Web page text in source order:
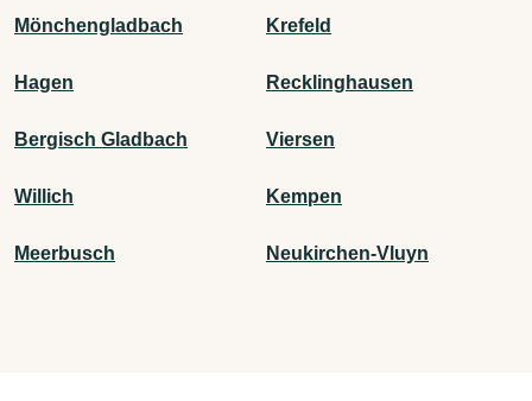
Mönchengladbach Krefeld
Hagen Recklinghausen
Bergisch Gladbach Viersen
Willich Kempen
Meerbusch Neukirchen-Vluyn